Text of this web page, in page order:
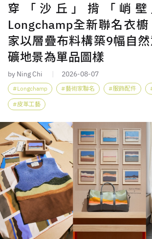
穿「沙丘」揹「峭
Longchamp全新聯名衣
家以層疊布料構築9幅自
礦地景為單品圖樣
by Ning Chi 2026-08-07
Longchamp 藝術家聯名 服飾配件
皮革工藝